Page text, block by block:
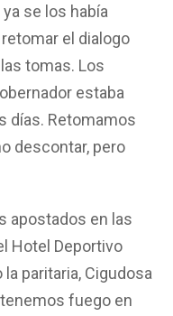
se los había
el dialogo
tomas. Los
estaba
días. Retomamos
descontar, pero
apostados en las
Hotel Deportivo
paritaria, Cigudosa
fuego en